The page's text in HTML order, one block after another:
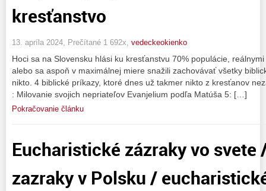
kresťanstvo
13. apríla 2024, Prečítané 1 692x, vedeckeokienko
Hoci sa na Slovensku hlási ku kresťanstvu 70% populácie,
alebo sa aspoň v maximálnej miere snažili zachovávať všetky
nikto. 4 biblické príkazy, ktoré dnes už takmer nikto z kresťanov
: Milovanie svojich nepriateľov Evanjelium podľa Matúša 5: […]
Pokračovanie článku
Eucharistické zázraky vo
zazraky v Polsku /